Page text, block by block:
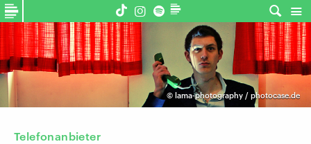
© lama-photography / photocase.de
Telefonanbieter